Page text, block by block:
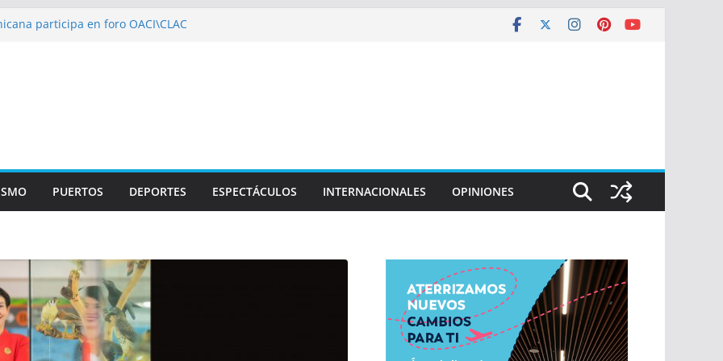
participa en foro OACI\CLAC
en normas de calidad ISO
multidisciplinario operativo médico
PUERTOS DEPORTES ESPECTÁCULOS INTERNACIONALES OPINIONES